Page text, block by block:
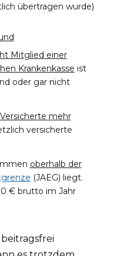
übertragen wurde)
Mitglied einer
Krankenkasse ist
oder gar nicht
mehr
versicherte
oberhalb der
(JAEG) liegt.
€ brutto im Jahr